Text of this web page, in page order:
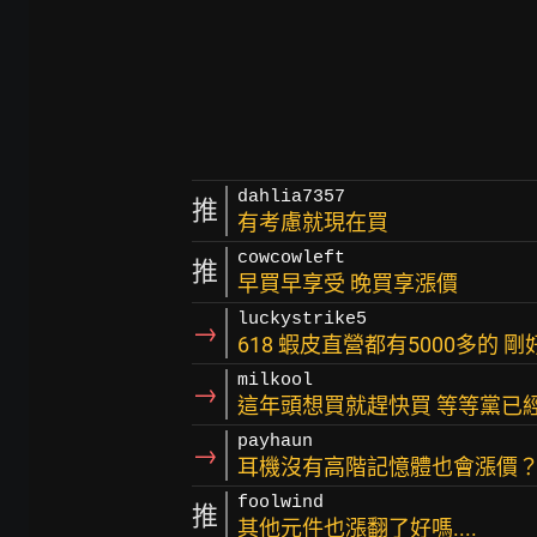
推 dahlia7357
有考慮就現在買
推 cowcowleft
早買早享受 晚買享漲價
→ luckystrike5
618 蝦皮直營都有5000多的 剛
→ milkool
這年頭想買就趕快買 等等黨已
→ payhaun
耳機沒有高階記憶體也會漲價？
推 foolwind
其他元件也漲翻了好嗎....